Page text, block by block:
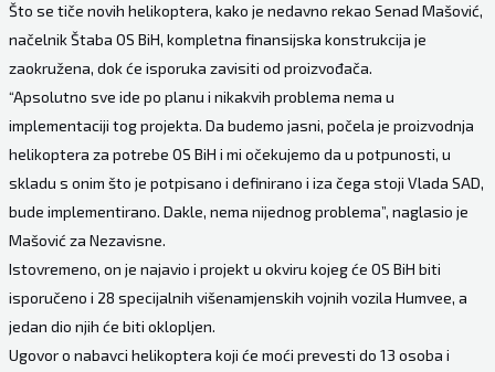
Što se tiče novih helikoptera, kako je nedavno rekao Senad Mašović,
načelnik Štaba OS BiH, kompletna finansijska konstrukcija je
zaokružena, dok će isporuka zavisiti od proizvođača.
“Apsolutno sve ide po planu i nikakvih problema nema u
implementaciji tog projekta. Da budemo jasni, počela je proizvodnja
helikoptera za potrebe OS BiH i mi očekujemo da u potpunosti, u
skladu s onim što je potpisano i definirano i iza čega stoji Vlada SAD,
bude implementirano. Dakle, nema nijednog problema”, naglasio je
Mašović za Nezavisne.
Istovremeno, on je najavio i projekt u okviru kojeg će OS BiH biti
isporučeno i 28 specijalnih višenamjenskih vojnih vozila Humvee, a
jedan dio njih će biti oklopljen.
Ugovor o nabavci helikoptera koji će moći prevesti do 13 osoba i